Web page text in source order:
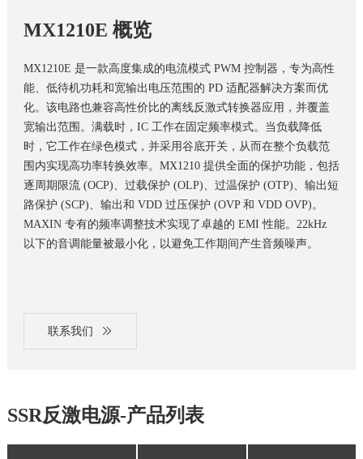
MX1210E 概览
MX1210E 是一款高度集成的电流模式 PWM 控制器，专为高性
能、低待机功耗和宽输出电压范围的 PD 适配器解决方案而优
化。该电路也兼容高性价比的离线反激式转换器应用，并覆盖
宽输出范围。满载时，IC 工作在固定频率模式。当负载降低
时，它工作在绿色模式，并采用谷底开关，从而在整个负载范
围内实现高功率转换效率。MX1210 提供全面的保护功能，包括
逐周期限流 (OCP)、过载保护 (OLP)、过温保护 (OTP)、输出短
路保护 (SCP)、输出和 VDD 过压保护 (OVP 和 VDD OVP)。
MAXIN 专有的频率调整技术实现了卓越的 EMI 性能。22kHz
以下的音调能量被最小化，以避免工作期间产生音频噪声。
联系我们
SSR反激电源-产品列表